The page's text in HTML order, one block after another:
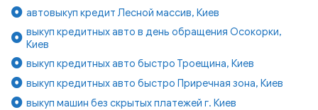
автовыкуп кредит Лесной массив, Киев
выкуп кредитных авто в день обращения Осокорки,
Киев
выкуп кредитных авто быстро Троещина, Киев
выкуп кредитных авто быстро Приречная зона, Киев
выкуп машин без скрытых платежей г. Киев